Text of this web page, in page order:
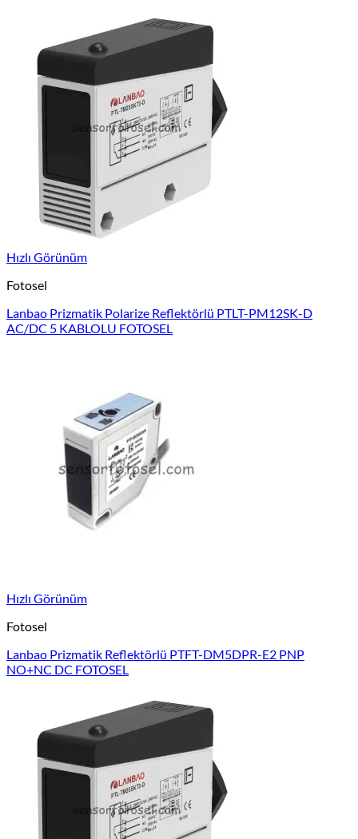
Hızlı Görünüm
Fotosel
Lanbao Prizmatik Polarize Reflektörlü PTLT-PM12SK-D
AC/DC 5 KABLOLU FOTOSEL
Hızlı Görünüm
Fotosel
Lanbao Prizmatik Reflektörlü PTFT-DM5DPR-E2 PNP
NO+NC DC FOTOSEL